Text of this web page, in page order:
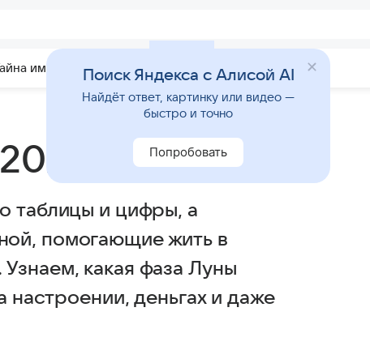
имени Гадания Приметы
года
таблицы и цифры, а
помогающие жить в
какая фаза Луны
настроении, деньгах и даже
Поиск Яндекса с Алисой AI
Найдёт ответ, картинку или видео —
быстро и точно
Попробовать